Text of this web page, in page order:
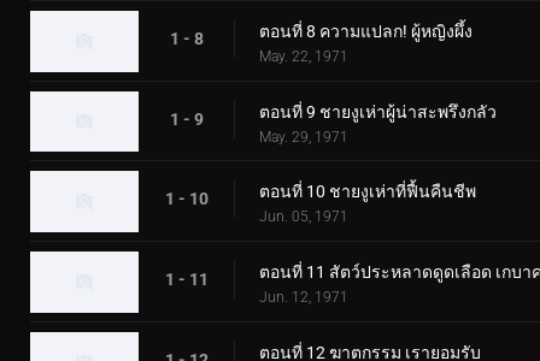
1 - 8 ตอนที่ 8 ความแปลก! ผู้หญิงผึ้ง
May. 22, 1971
1 - 9 ตอนที่ 9 ชายงูเห่าผู้น่าสะพรึงกลัว
May. 29, 1971
1 - 10 ตอนที่ 10 ชายงูเห่าที่ฟื้นคืนชีพ
Jun. 05, 1971
1 - 11 ตอนที่ 11 สัตว์ประหลาดดูดเลือด เกบา
Jun. 12, 1971
ตอนที่ 12 ฆาตกรรม เรายอมรับ